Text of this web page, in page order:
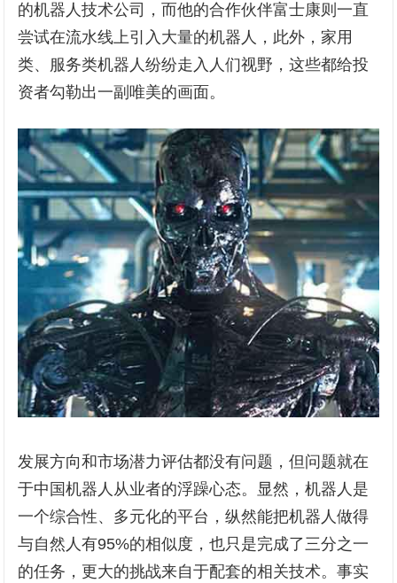
的机器人技术公司，而他的合作伙伴富士康则一直
尝试在流水线上引入大量的机器人，此外，家用
类、服务类机器人纷纷走入人们视野，这些都给投
资者勾勒出一副唯美的画面。
发展方向和市场潜力评估都没有问题，但问题就在
于中国机器人从业者的浮躁心态。显然，机器人是
一个综合性、多元化的平台，纵然能把机器人做得
与自然人有95%的相似度，也只是完成了三分之一
的任务，更大的挑战来自于配套的相关技术。事实